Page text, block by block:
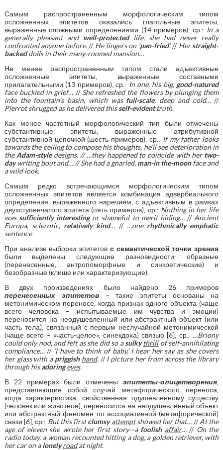
Самым распространенным морфологическим типом
осложненных эпитетов оказались глагольные эпитеты,
выраженные сложными определениями (14 примеров), ср.: In a
generally pleasant and well-protectedlife, she had never really
confronted anyone before.// He lingers on ‘pan-fried’.//Herstraight-
backeddolls in their many-roomed mansion…
Не менее распространенным типом стали адъективные
осложненные эпитеты, выраженные составными
прилагательными (13 примеров), ср.: In one, his big, good-natured
face buckled in grief… //She refreshed the flowers by plunging them
into the fountain’s basin, which was full-scale, deep and cold… //
Pierrot shrugged as he delivered thisself-evidenttruth.
Как менее частотный морфологический тип были отмечены
субстантивные эпитеты, выраженные атрибутивной
субстантивной цепочкой (шесть примеров), ср.: If my father looks
towards the ceiling to compose his thoughts, he’ll see deterioration in
the Adam-styledesigns. // …they happened to coincide with her two-
daywriting bout and… // She had a gnarled, man-in the-moonface and
a wild look.
Самым редко встречающимся морфологическим типом
осложненных эпитетов является комбинация адвербиального
определения, выраженного наречием, с адъективным в рамках
двухступенчатого эпитета (пять примеров), ср.: Nothing in her life
was sufficiently interestingor shameful to merit hiding…// Ancient
Europa, sclerotic, relatively kind… // …one rhythmically emphatic
sentence…
При анализе выборки эпитетов с семантической точки зрения
были выделены следующие разновидности: образные
(перенесенные, антропоморфные и синкретические) и
безобразные (клише или характеризующие).
В двух произведениях было найдено 26 примеров
перенесенных эпитетов
– такие эпитеты основаны на
метонимическом переносе, когда признак одного объекта (чаще
всего человека – испытываемые им чувства и эмоции)
переносится на неодушевленный или абстрактный объект (или
часть тела), связанный с первым неслучайной метонимической
(чаще всего – «часть-целое», синекдоха) связью [6], ср.: …Briony
could only nod, and felt as she did so asulky thrillof self-annihilating
compliance…// ‘I have to think of baby,’ I hear her say as she covers
her glass with a priggish hand.//I picture her from across the library
through hisadoring eyes.
В 22 примерах были отмеченыэпитеты-олицетворения
представляющие собой случай метафорического переноса,
когда характеристика, свойственная одушевленному существу
(человек или животное), переносится на неодушевленный объект
или абстрактный феномен по ассоциативной (метафорической)
связи [6], ср.: But this firstclumsy attemptshowed her that… //At the
age of eleven she wrote her first story—a foolish affair…// On the
radio today, a woman recounted hitting a dog, a golden retriever, with
her car on alonely roadat night.